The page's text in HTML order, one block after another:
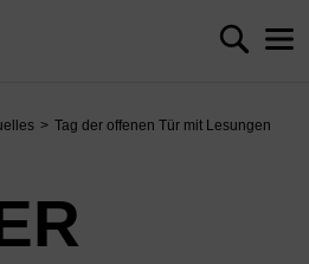
Tag der offenen Tür mit Lesungen